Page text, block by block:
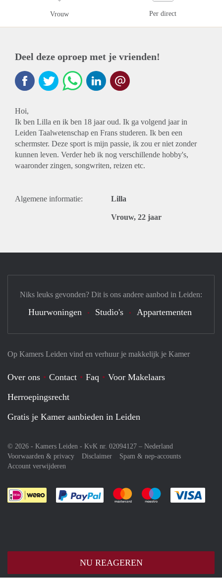
Vrouw Per direct
Deel deze oproep met je vrienden!
Hoi,
Ik ben Lilla en ik ben 18 jaar oud. Ik ga volgend jaar in
Leiden Taalwetenschap en Frans studeren. Ik ben een
schermster. Deze sport is mijn passie, ik zou er niet zonder
kunnen leven. Verder heb ik nog verschillende hobby's,
waaronder zingen, songwriten, reizen etc.
Algemene informatie: Lilla
Vrouw, 22 jaar
NU REAGEREN
Op Kamers Leiden vind en verhuur je makkelijk je Kamer
Over ons Contact Faq
Voor Makelaars
Herroepingsrecht
Gratis je Kamer aanbieden in Leiden
© 2026 - Kamers Leiden - KvK nr. 02094127 – Nederland
Voorwaarden & privacy
Disclaimer
Spam & nep-accounts
Account verwijderen
Je rekent gemakkelijk af met Paypal
Je rekent gemakkelijk af met
Je rekent
Niks leuks gevonden? Dit is ons andere aanbod in Leiden:
Huurwoningen Studio's Appartementen